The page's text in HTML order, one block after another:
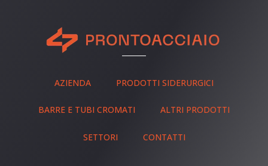
AZIENDA PRODOTTI SIDERURGICI
BARRE E TUBI CROMATI ALTRI PRODOTTI
SETTORI CONTATTI